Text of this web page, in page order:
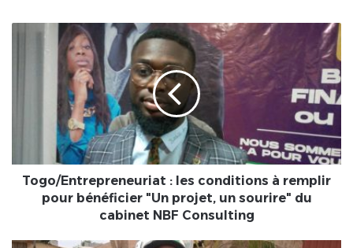
Togo/Entrepreneuriat
"Un
projet,
cabinet
Togo/Entrepreneuriat : les conditions à remplir
pour bénéficier "Un projet, un sourire" du
cabinet NBF Consulting